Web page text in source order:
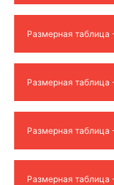
Размерная таблица
Размерная таблица
Размерная
Размерная таблица